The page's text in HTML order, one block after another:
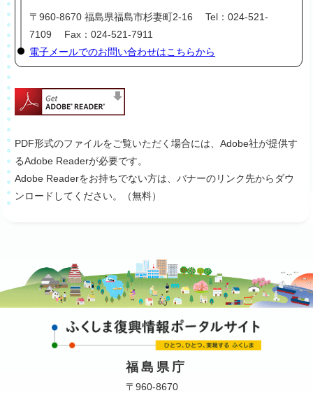
〒960-8670 福島県福島市杉妻町2-16 Tel：024-521-
7109 Fax：024-521-7911
電子メールでのお問い合わせはこちらから
PDF形式のファイルをご覧いただく場合には、Adobe社が提供す
るAdobe Readerが必要です。
Adobe Readerをお持ちでない方は、バナーのリンク先からダウ
ンロードしてください。（無料）
福島県庁
〒960-8670